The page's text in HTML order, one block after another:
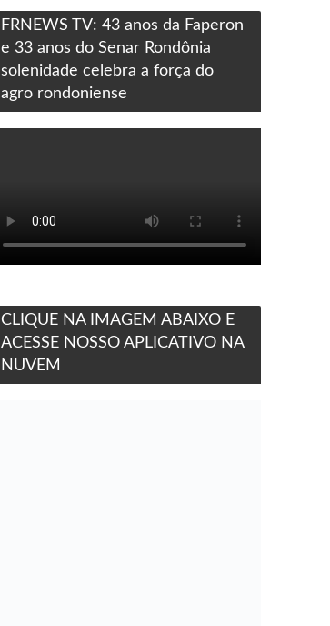
FRNEWS TV: 43 anos da Faperon
e 33 anos do Senar Rondônia
solenidade celebra a força do
agro rondoniense
CLIQUE NA IMAGEM ABAIXO E
ACESSE NOSSO APLICATIVO NA
NUVEM